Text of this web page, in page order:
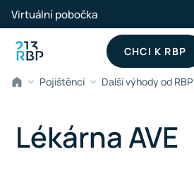
Přeskočit na hlavní obsah
Virtuální pobočka
CHCI K RBP
Pojištěnci Další výhody od RBP
Lékárna AVE